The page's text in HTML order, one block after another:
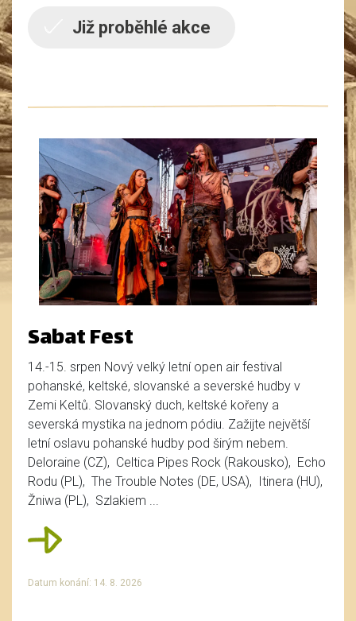
Již proběhlé akce
Sabat Fest
14.-15. srpen Nový velký letní open air festival
pohanské, keltské, slovanské a severské hudby v
Zemi Keltů. Slovanský duch, keltské kořeny a
severská mystika na jednom pódiu. Zažijte největší
letní oslavu pohanské hudby pod širým nebem.
Deloraine (CZ), Celtica Pipes Rock (Rakousko), Echo
Rodu (PL), The Trouble Notes (DE, USA), Itinera (HU),
Žniwa (PL), Szlakiem ...
Datum konání: 14. 8. 2026